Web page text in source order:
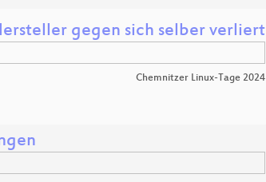
gegen sich selber verliert
Chemnitzer Linux-Tage 2024